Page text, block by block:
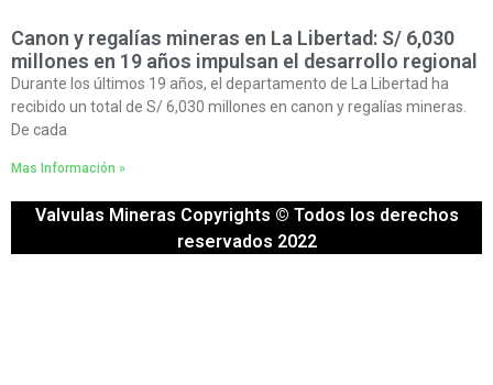
Canon y regalías mineras en La Libertad: S/ 6,030
millones en 19 años impulsan el desarrollo regional
Durante los últimos 19 años, el departamento de La Libertad ha
recibido un total de S/ 6,030 millones en canon y regalías mineras.
De cada
Mas Información »
Valvulas Mineras Copyrights © Todos los derechos
reservados 2022